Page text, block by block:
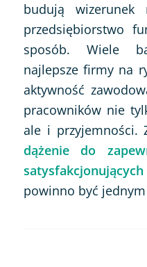
budują
przedsiębiorstwo
sposób. Wiele
najlepsze firmy na
aktywność
pracowników nie
ale i przyjemności.
dążenie do
powinno być